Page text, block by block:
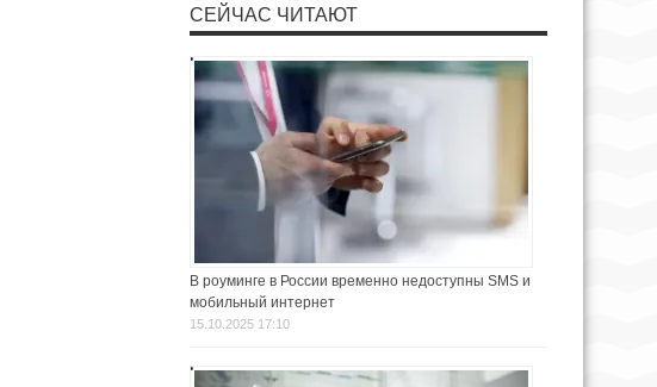
СЕЙЧАС ЧИТАЮТ
В роуминге в России временно недоступны SMS и
мобильный интернет
15.10.2025 17:10